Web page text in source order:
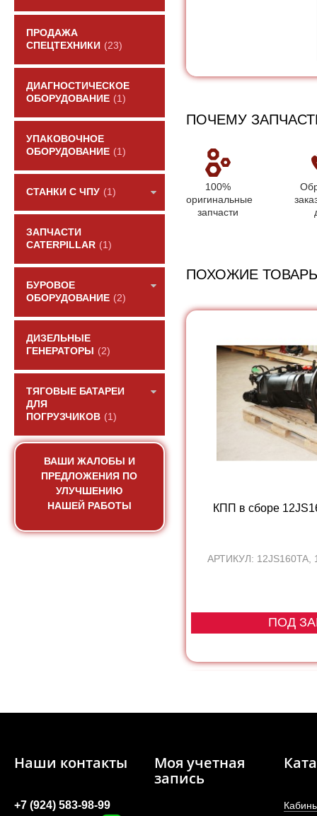
ПРОДАЖА
СПЕЦТЕХНИКИ (23)
ДИАГНОСТИЧЕСКОЕ
ОБОРУДОВАНИЕ (1)
УПАКОВОЧНОЕ
ОБОРУДОВАНИЕ (1)
СТАНКИ С ЧПУ (1)
ЗАПЧАСТИ
CATERPILLAR (1)
БУРОВОЕ
ОБОРУДОВАНИЕ (2)
ДИЗЕЛЬНЫЕ
ГЕНЕРАТОРЫ
(2)
ТЯГОВЫЕ БАТАРЕИ
ДЛЯ
ПОГРУЗЧИКОВ (1)
ВАШИ ЖАЛОБЫ И
ПРЕДЛОЖЕНИЯ ПО
УЛУЧШЕНИЮ
НАШЕЙ РАБОТЫ
ПОЧЕМУ
100%
оригинальные
запчасти
ПОХОЖИЕ
КПП в сборе
АРТИКУЛ: 12JS160TA,
ПОД
Наши контакты
+7 (924) 583-98-99
Моя учетная
запись